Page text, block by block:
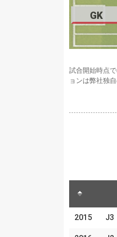
GK
試合開始時点
ョンは弊社独
2015
2015 J3